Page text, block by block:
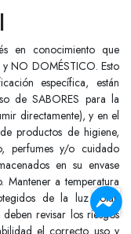
en conocimiento que
NO DOMÉSTICO. Esto
específica, están
de SABORES para la
directamente), y en el
productos de higiene,
perfumes y/o cuidado
en su envase
a temperatura
de la luz solar.
revisar los riesgos
el correcto uso y